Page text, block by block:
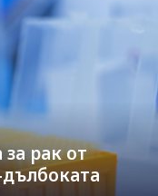
рак от